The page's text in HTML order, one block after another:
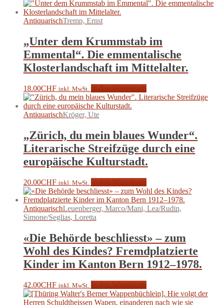
AntiquarischTremp, Ernst
„Unter dem Krummstab im
Emmental“. Die emmentalische
Klosterlandschaft im Mittelalter.
18.00CHF inkl. MwSt.
AntiquarischKröger, Ute
„Zürich, du mein blaues Wunder“.
Literarische Streifzüge durch eine
europäische Kulturstadt.
20.00CHF inkl. MwSt.
AntiquarischLeuenberger, Marco/Mani, Lea/Rudin,
Simone/Seglias, Loretta
«Die Behörde beschliesst» – zum
Wohl des Kindes? Fremdplatzierte
Kinder im Kanton Bern 1912–1978.
42.00CHF inkl. MwSt.